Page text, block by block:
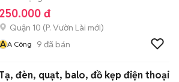
250.000 đ
Quận 10 (P. Vườn Lài mới)
AA Công 9 đã bán
Tạ, đèn, quạt, balo, đồ kẹp điện thoại